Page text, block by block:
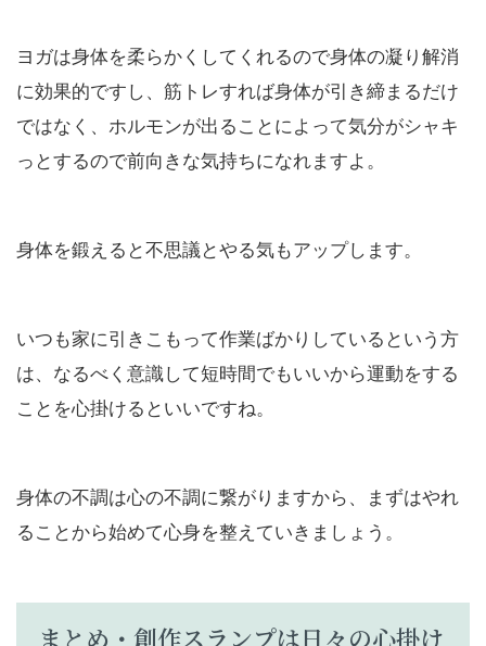
ヨガは身体を柔らかくしてくれるので身体の凝り解消
に効果的ですし、筋トレすれば身体が引き締まるだけ
ではなく、ホルモンが出ることによって気分がシャキ
っとするので前向きな気持ちになれますよ。
身体を鍛えると不思議とやる気もアップします。
いつも家に引きこもって作業ばかりしているという方
は、なるべく意識して短時間でもいいから運動をする
ことを心掛けるといいですね。
身体の不調は心の不調に繋がりますから、まずはやれ
ることから始めて心身を整えていきましょう。
まとめ・創作スランプは日々の心掛け